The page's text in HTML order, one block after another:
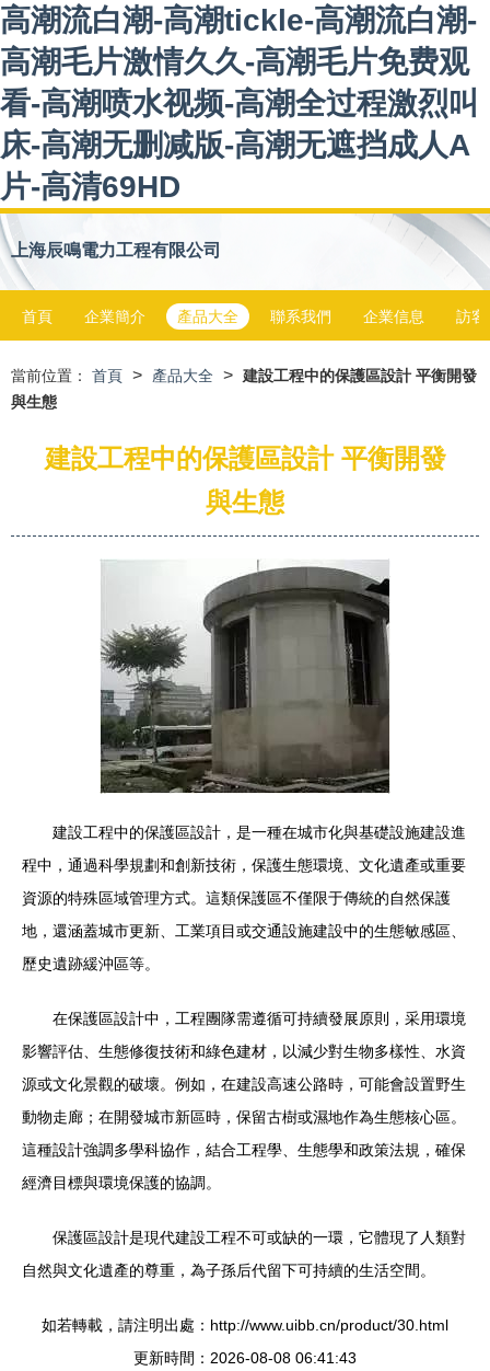
高潮流白潮-高潮tickle-高潮流白潮-
高潮毛片激情久久-高潮毛片免费观
看-高潮喷水视频-高潮全过程激烈叫
床-高潮无删减版-高潮无遮挡成人A
片-高清69HD
上海辰鳴電力工程有限公司
首頁 企業簡介 產品大全 聯系我們 企業信息 訪客
當前位置： 首頁 > 產品大全 > 建設工程中的保護區設計 平衡開發
與生態
建設工程中的保護區設計 平衡開發
與生態
建設工程中的保護區設計，是一種在城市化與基礎設施建設進
程中，通過科學規劃和創新技術，保護生態環境、文化遺產或重要
資源的特殊區域管理方式。這類保護區不僅限于傳統的自然保護
地，還涵蓋城市更新、工業項目或交通設施建設中的生態敏感區、
歷史遺跡緩沖區等。
在保護區設計中，工程團隊需遵循可持續發展原則，采用環境
影響評估、生態修復技術和綠色建材，以減少對生物多樣性、水資
源或文化景觀的破壞。例如，在建設高速公路時，可能會設置野生
動物走廊；在開發城市新區時，保留古樹或濕地作為生態核心區。
這種設計強調多學科協作，結合工程學、生態學和政策法規，確保
經濟目標與環境保護的協調。
保護區設計是現代建設工程不可或缺的一環，它體現了人類對
自然與文化遺產的尊重，為子孫后代留下可持續的生活空間。
如若轉載，請注明出處：http://www.uibb.cn/product/30.html
更新時間：2026-08-08 06:41:43